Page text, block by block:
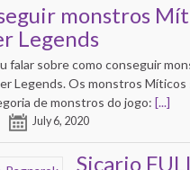
monstros
Legends
falar sobre como conseguir
Legends. Os monstros Míticos
de monstros do jogo: [...]
July 6, 2020
Sicario FULL